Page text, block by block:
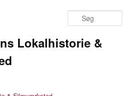
Lokalhistorie &